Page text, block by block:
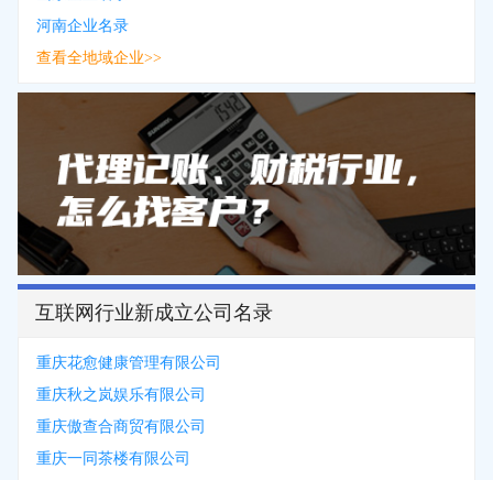
河南企业名录
查看全地域企业>>
互联网行业新成立公司名录
重庆花愈健康管理有限公司
重庆秋之岚娱乐有限公司
重庆傲查合商贸有限公司
重庆一同茶楼有限公司